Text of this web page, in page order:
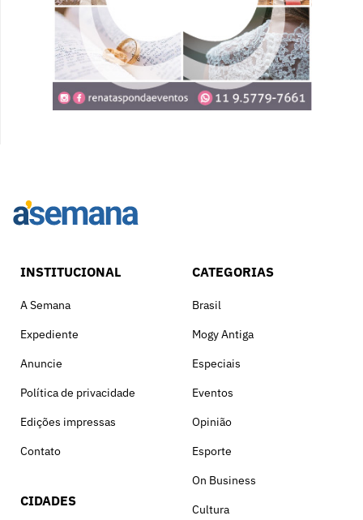
INSTITUCIONAL
A Semana
Expediente
Anuncie
Política de privacidade
Edições impressas
Contato
CIDADES
CATEGORIAS
Brasil
Mogy Antiga
Especiais
Eventos
Opinião
Esporte
On Business
Cultura